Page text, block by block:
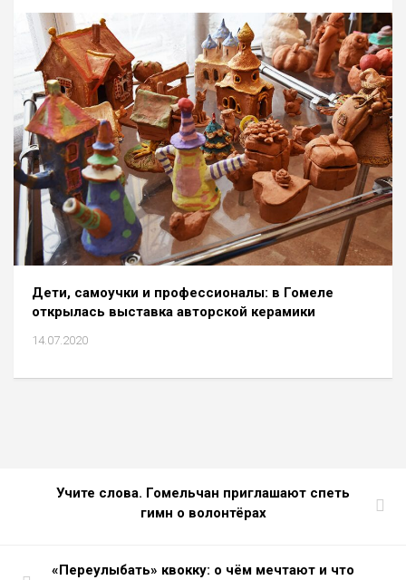
Дети, самоучки и профессионалы: в Гомеле
открылась выставка авторской керамики
14.07.2020
Учите слова. Гомельчан приглашают спеть
гимн о волонтёрах
«Переулыбать» квокку: о чём мечтают и что